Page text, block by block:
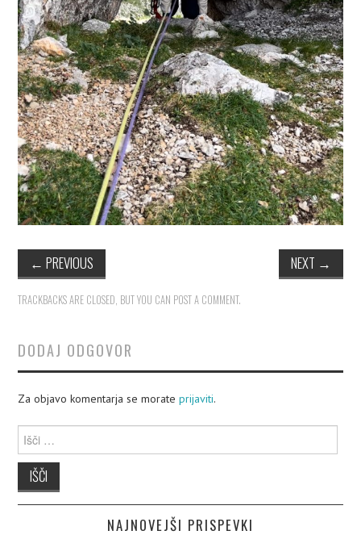
← PREVIOUS NEXT →
TRACKBACKS ARE CLOSED, BUT YOU CAN POST A COMMENT.
DODAJ ODGOVOR
Za objavo komentarja se morateprijaviti.
Išči:
NAJNOVEJŠI PRISPEVKI